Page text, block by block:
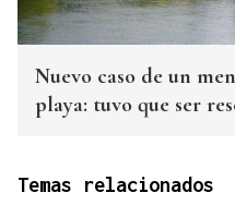
Nuevo caso de un
playa: tuvo que ser
Temas relacionados